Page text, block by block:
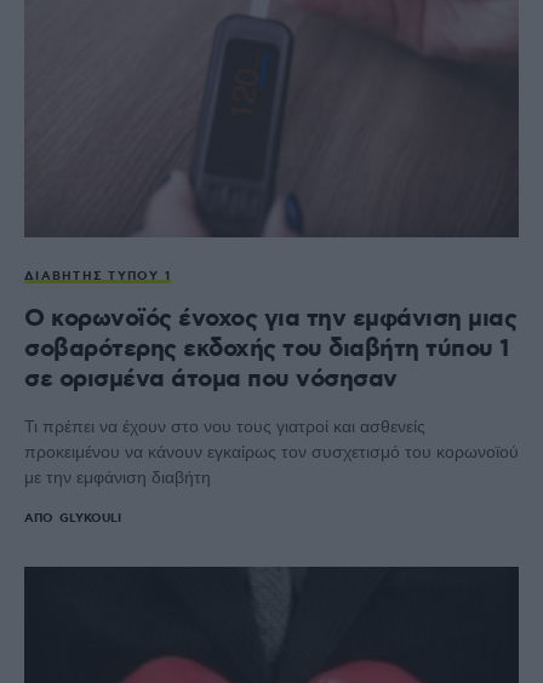
ΔΙΑΒΉΤΗΣ ΤΎΠΟΥ 1
Ο κορωνοϊός ένοχος για την εμφάνιση μιας
σοβαρότερης εκδοχής του διαβήτη τύπου 1
σε ορισμένα άτομα που νόσησαν
Τι πρέπει να έχουν στο νου τους γιατροί και ασθενείς
προκειμένου να κάνουν εγκαίρως τον συσχετισμό του κορωνοϊού
με την εμφάνιση διαβήτη
ΑΠΌ GLYKOULI